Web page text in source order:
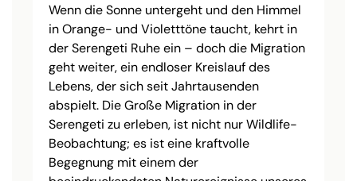
Wenn die Sonne untergeht und den Himmel
in Orange- und Violetttöne taucht, kehrt in
der Serengeti Ruhe ein – doch die Migration
geht weiter, ein endloser Kreislauf des
Lebens, der sich seit Jahrtausenden
abspielt. Die Große Migration in der
Serengeti zu erleben, ist nicht nur Wildlife-
Beobachtung; es ist eine kraftvolle
Begegnung mit einem der